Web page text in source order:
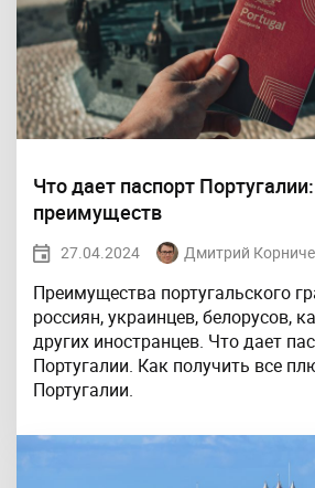
Что дает паспорт
преимуществ
27.04.2024 Дмитрий
Преимущества португальского
россиян, украинцев, белорусов,
других иностранцев. Что дает
Португалии. Как получить все
Португалии.